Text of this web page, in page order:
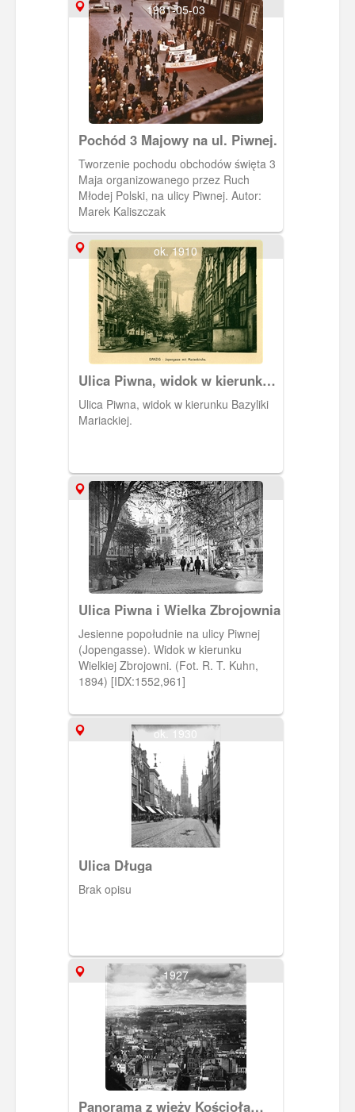
1981-05-03
Pochód 3 Majowy na ul. Piwnej.
Tworzenie pochodu obchodów święta 3
Maja organizowanego przez Ruch
Młodej Polski, na ulicy Piwnej. Autor:
Marek Kaliszczak
ok. 1910
Ulica Piwna, widok w kierunku
Bazyliki Mariackiej.
Ulica Piwna, widok w kierunku Bazyliki
Mariackiej.
1894
Ulica Piwna i Wielka Zbrojownia
Jesienne popołudnie na ulicy Piwnej
(Jopengasse). Widok w kierunku
Wielkiej Zbrojowni. (Fot. R. T. Kuhn,
1894) [IDX:1552,961]
ok. 1930
Ulica Długa
Brak opisu
1927
Panorama z wieży Kościoła